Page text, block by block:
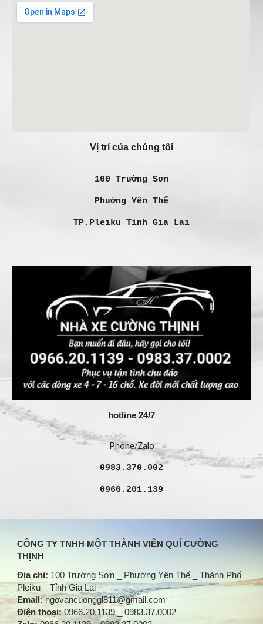
Vị trí của chúng tôi
100 Trường Sơn
Phường Yên Thế
TP.Pleiku_Tỉnh Gia Lai
hotline 24/7
Phone/Zalo
0983.370.002
0966.201.139
CÔNG TY TNHH MỘT THÀNH VIÊN QUÍ CƯỜNG
THỊNH
Địa chỉ: 100 Trường Sơn _ Phường Yên Thế _ Thành Phố
Pleiku _ Tỉnh Gia Lai
Email: ngovancuonggl811@gmail.com
Điện thoại:0966.20.1139 _ 0983.37.0002